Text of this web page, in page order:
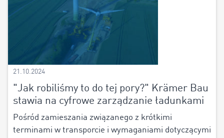
21.10.2024
"Jak robiliśmy to do tej pory?" Krämer Bau
stawia na cyfrowe zarządzanie ładunkami
Pośród zamieszania związanego z krótkimi
terminami w transporcie i wymaganiami dotyczącymi